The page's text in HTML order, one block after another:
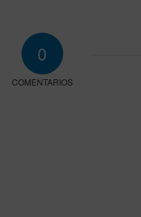
0
COMENTARIOS